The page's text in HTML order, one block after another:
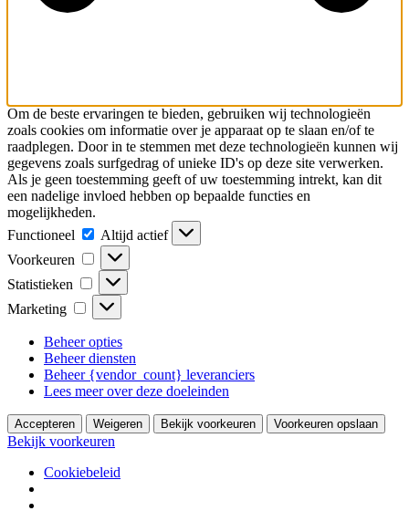
Om de beste ervaringen te bieden, gebruiken wij technologieën
zoals cookies om informatie over je apparaat op te slaan en/of te
raadplegen. Door in te stemmen met deze technologieën kunnen wij
gegevens zoals surfgedrag of unieke ID's op deze site verwerken.
Als je geen toestemming geeft of uw toestemming intrekt, kan dit
een nadelige invloed hebben op bepaalde functies en
mogelijkheden.
Functioneel
Functioneel
Altijd actief
Voorkeuren
Voorkeuren
Statistieken Statistieken
Marketing Marketing
Beheer opties
Beheer diensten
Beheer {vendor_count} leveranciers
Lees meer over deze doeleinden
Accepteren Weigeren Bekijk voorkeuren Voorkeuren opslaan
Bekijk voorkeuren
Cookiebeleid